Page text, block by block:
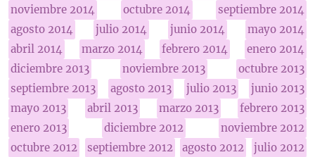
noviembre 2014
octubre 2014
septiembre 2014
agosto 2014
julio 2014 junio 2014
mayo 2014
abril 2014
marzo 2014 febrero 2014
enero 2014
diciembre 2013
noviembre 2013
octubre 2013
septiembre 2013
agosto 2013 julio 2013
junio 2013
mayo 2013
abril 2013 marzo 2013
febrero 2013
enero 2013
diciembre 2012
noviembre 2012
octubre 2012
septiembre 2012 agosto 2012
julio 2012